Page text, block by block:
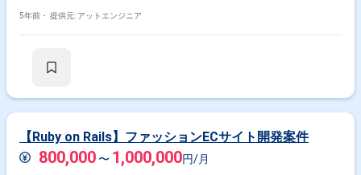
の切り分けなど
5年前・ 提供元: アットエンジニア
【Ruby on Rails】ファッションECサイト開発案件
800,000 〜 1,000,000円/月